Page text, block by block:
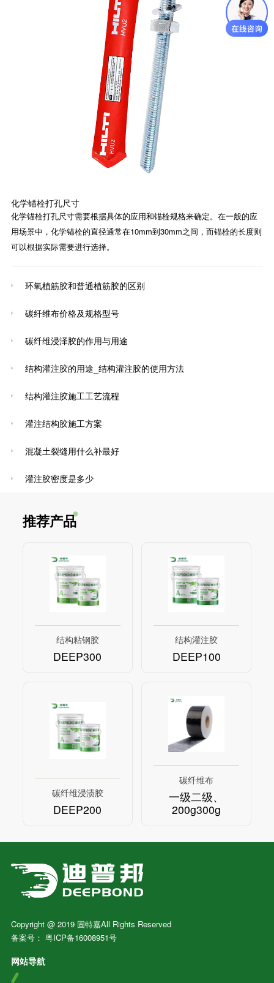
化学锚栓打孔尺寸
化学锚栓打孔尺寸需要根据具体的应用和锚栓规格来确定。在一般的应
用场景中，化学锚栓的直径通常在10mm到30mm之间，而锚栓的长度则
可以根据实际需要进行选择。
环氧植筋胶和普通植筋胶的区别
碳纤维布价格及规格型号
碳纤维浸泽胶的作用与用途
结构灌注胶的用途_结构灌注胶的使用方法
结构灌注胶施工工艺流程
灌注结构胶施工方案
混凝土裂缝用什么补最好
灌注胶密度是多少
推荐产品
结构粘钢胶
DEEP300
结构灌注胶
DEEP100
碳纤维浸渍胶
DEEP200
碳纤维布
一级二级、
200g300g
Copyright @ 2019 固特嘉All Rights Reserved
备案号： 粤ICP备16008951号
网站导航